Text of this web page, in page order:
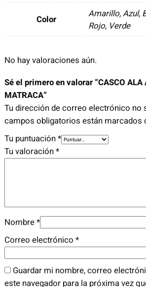
A
N
H
A
M
S
A
A
.
T
R
A
A
Color
Amarillo, Azul,
Rojo, Verde
No hay valoraciones aún.
Sé el primero en valorar “CASCO ALA
MATRACA”
Tu dirección de correo electrónico no
campos obligatorios están marcados
Tu puntuación*
Tu valoración*
Nombre*
Correo electrónico *
Guardar mi nombre, correo
este navegador para la próxima vez